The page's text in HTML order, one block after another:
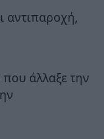
αντιπαροχή,
άλλαξε την